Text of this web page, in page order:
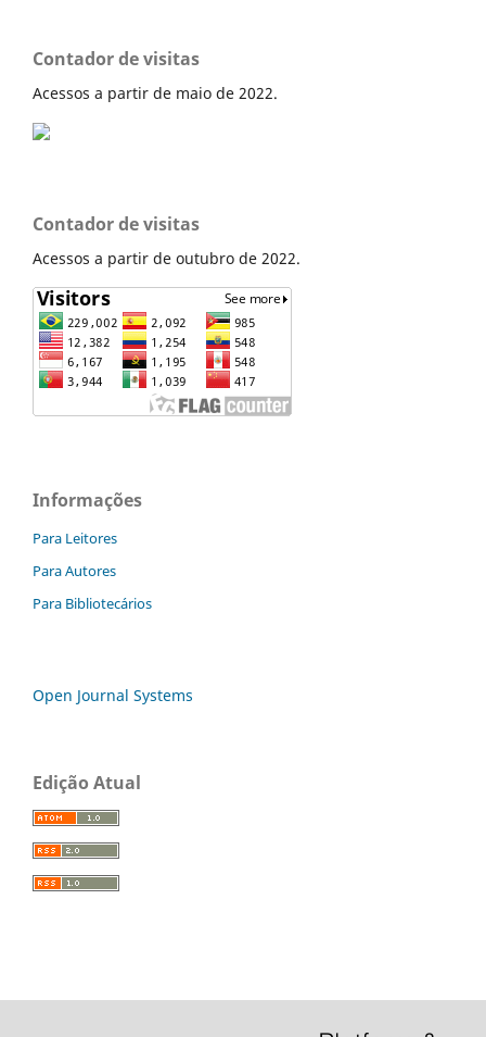
Contador de visitas
Acessos a partir de maio de 2022.
Contador de visitas
Acessos a partir de outubro de 2022.
Informações
Para Leitores
Para Autores
Para Bibliotecários
Open Journal Systems
Edição Atual